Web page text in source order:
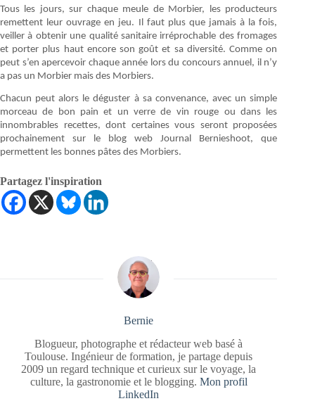
Tous les jours, sur chaque meule de Morbier, les producteurs
remettent leur ouvrage en jeu. Il faut plus que jamais à la fois,
veiller à obtenir une qualité sanitaire irréprochable des fromages
et porter plus haut encore son goût et sa diversité. Comme on
peut s’en apercevoir chaque année lors du concours annuel, il n’y
a pas un Morbier mais des Morbiers.
Chacun peut alors le déguster à sa convenance, avec un simple
morceau de bon pain et un verre de vin rouge ou dans les
innombrables recettes, dont certaines vous seront proposées
prochainement sur le blog web Journal Bernieshoot, que
permettent les bonnes pâtes des Morbiers.
Partagez l'inspiration
Bernie
Blogueur, photographe et rédacteur web basé à
Toulouse. Ingénieur de formation, je partage depuis
2009 un regard technique et curieux sur le voyage, la
culture, la gastronomie et le blogging. Mon profil
LinkedIn